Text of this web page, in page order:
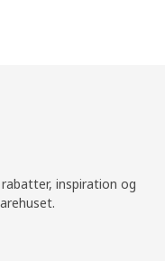
inspiration og